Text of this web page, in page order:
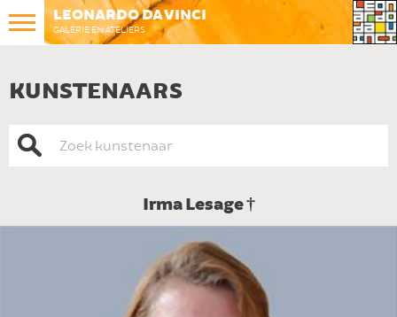
LEONARDO DA VINCI
GALERIE EN ATELIERS
KUNSTENAARS
Irma Lesage †